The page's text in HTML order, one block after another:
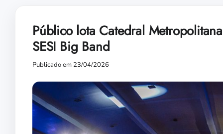
Público lota Catedral
SESI Big Band
Publicado em 23/04/2026